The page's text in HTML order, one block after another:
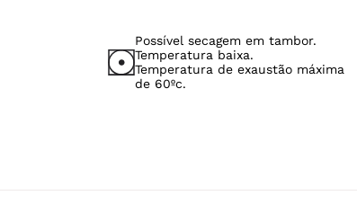
Possível secagem em tambor.
Temperatura baixa.
Temperatura de exaustão máxima
de 60ºc.